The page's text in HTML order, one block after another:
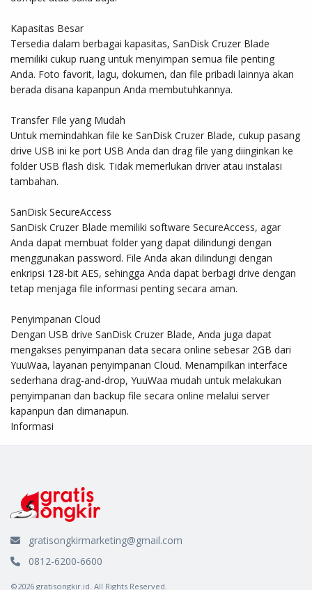
Kapasitas Besar
Tersedia dalam berbagai kapasitas, SanDisk Cruzer Blade
memiliki cukup ruang untuk menyimpan semua file penting
Anda. Foto favorit, lagu, dokumen, dan file pribadi lainnya akan
berada disana kapanpun Anda membutuhkannya.
Transfer File yang Mudah
Untuk memindahkan file ke SanDisk Cruzer Blade, cukup pasang
drive USB ini ke port USB Anda dan drag file yang diinginkan ke
folder USB flash disk. Tidak memerlukan driver atau instalasi
tambahan.
SanDisk SecureAccess
SanDisk Cruzer Blade memiliki software SecureAccess, agar
Anda dapat membuat folder yang dapat dilindungi dengan
menggunakan password. File Anda akan dilindungi dengan
enkripsi 128-bit AES, sehingga Anda dapat berbagi drive dengan
tetap menjaga file informasi penting secara aman.
Penyimpanan Cloud
Dengan USB drive SanDisk Cruzer Blade, Anda juga dapat
mengakses penyimpanan data secara online sebesar 2GB dari
YuuWaa, layanan penyimpanan Cloud. Menampilkan interface
sederhana drag-and-drop, YuuWaa mudah untuk melakukan
penyimpanan dan backup file secara online melalui server
kapanpun dan dimanapun.
Informasi
gratisongkirmarketing@gmail.com
0812-6200-6600
©2026 gratisongkir.id. All Rights Reserved.